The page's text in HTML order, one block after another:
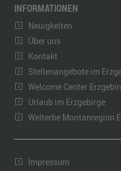
INFORMATIONEN
Neuigkeiten
Über uns
Kontakt
Stellenangebote im
Welcome Center
Urlaub im Erzgebirge
Welterbe Montanregion
Impressum